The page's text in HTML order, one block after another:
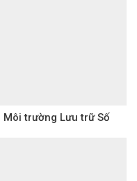
Môi trường Lưu trữ Số